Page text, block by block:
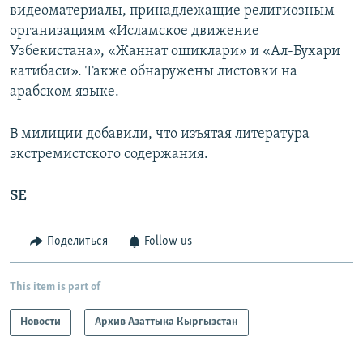
видеоматериалы, принадлежащие религиозным
организациям «Исламское движение
Узбекистана», «Жаннат ошиклари» и «Ал-Бухари
катибаси». Также обнаружены листовки на
арабском языке.
В милиции добавили, что изъятая литература
экстремистского содержания.
SE
Поделиться Follow us
This item is part of
Новости Архив Азаттыка Кыргызстан